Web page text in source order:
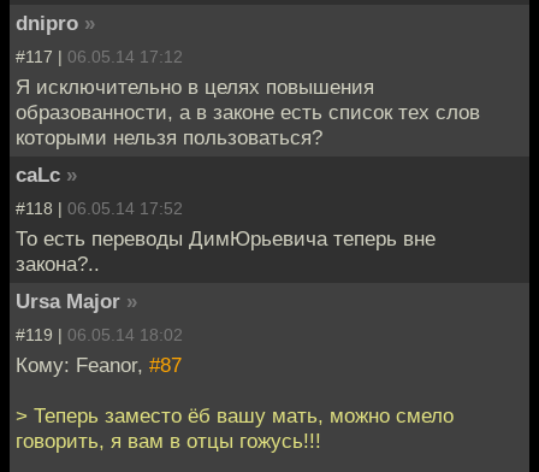
dnipro »
#117 | 06.05.14 17:12
Я исключительно в целях повышения
образованности, а в законе есть список тех слов
которыми нельзя пользоваться?
caLc »
#118 | 06.05.14 17:52
То есть переводы ДимЮрьевича теперь вне
закона?..
Ursa Major »
#119 | 06.05.14 18:02
Кому: Feanor, #87
> Теперь заместо ёб вашу мать, можно смело
говорить, я вам в отцы гожусь!!!